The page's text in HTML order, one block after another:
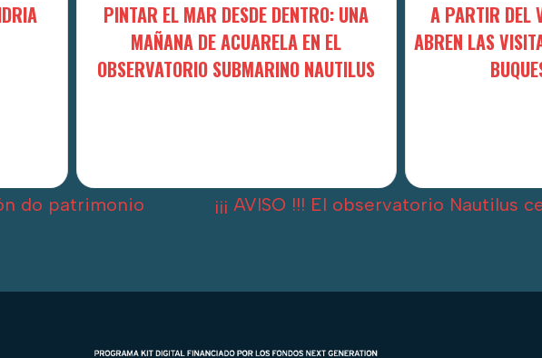
PINTAR EL MAR DESDE DENTRO: UNA
MAÑANA DE ACUARELA EN EL
OBSERVATORIO SUBMARINO NAUTILUS
A PARTIR DEL
ABREN LAS
do patrimonio
¡¡¡ AVISO !!! El observatorio Nautilus